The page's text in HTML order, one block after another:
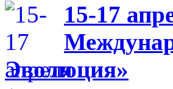
15-17
Эволюция»